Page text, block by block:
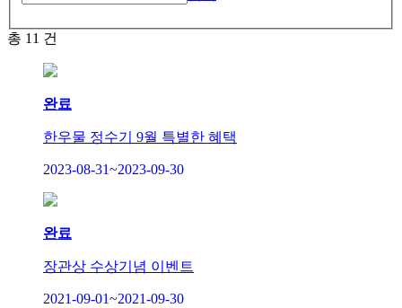
총 11 건
완료
한우물 정수기 9월 특별한 혜택
2023-08-31~2023-09-30
완료
장관상 수상기념 이벤트
2021-09-01~2021-09-30